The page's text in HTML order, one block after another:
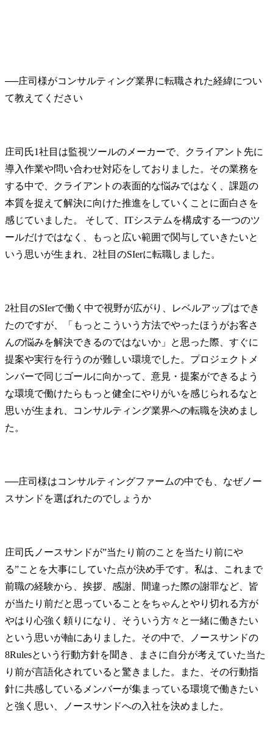
──庄司様がコンサルティング業界に転職された経緯につい
庄司氏1社目は監視ツールのメーカーで、クライアント先に
導入作業や問い合わせ対応をしておりました。その業務を
する中で、クライアントの表面的な悩みではなく、課題の
本質を捉えて解決に向けた推進をしていくことに面白さを
感じていました。 そして、ITシステムを構成する一つのツ
ールだけではなく、もっと広い範囲で関与していきたいと
いう思いが生まれ、2社目のSIerに転職しました。
2社目のSIerで働く中で視野が広がり、レベルアップはでき
たのですが、「もっとこういう方法でやったほうがお客さ
んの悩みを解決できるのではないか」と思った際、すぐに
提案や実行を行うのが難しい環境でした。プロジェクトメ
ンバーで同じゴールに向かって、意見・提案ができるよう
な環境で働けたらもっと健全にやりがいを感じられるなと
思いが生まれ、コンサルティング業界への転職を決めまし
た。
──庄司様はコンサルティングファームの中でも、なぜノー
庄司氏 ノースサンドが”当たり前のことを当たり前にや
る”ことを大事にしていた点が決め手です。私は、これまで
前職の経験から、挨拶、感謝、間違った際の謝罪など、皆
が当たり前だと思っていることをちゃんとやり切れる方が
やはり心強く頼りになり、そういう方々と一緒に働きたい
という思いが軸にありました。その中で、ノースサンドの
8Rulesという行動方針を聞き、まさに自分が考えていた当た
り前が言語化されていると驚きました。また、その行動指
針に共感しているメンバーが集まっている環境で働きたい
と強く思い、ノースサンドへの入社を決めました。